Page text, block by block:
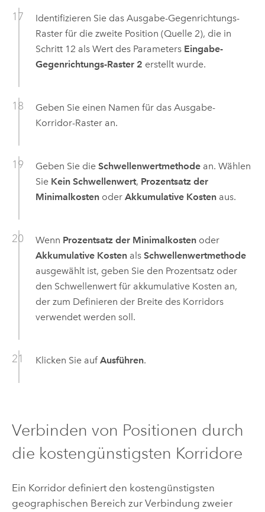
Identifizieren Sie das Ausgabe-Gegenrichtungs-
Raster für die zweite Position (Quelle 2), die in
Schritt 12 als Wert des Parameters Eingabe-
Gegenrichtungs-Raster 2 erstellt wurde.
Geben Sie einen Namen für das Ausgabe-
Korridor-Raster an.
Geben Sie die Schwellenwertmethodean. Wählen
Sie Kein Schwellenwert, Prozentsatz der
Minimalkostenoder Akkumulative Kostenaus.
Wenn Prozentsatz der Minimalkostenoder
Akkumulative Kostenals Schwellenwertmethode
ausgewählt ist, geben Sie den Prozentsatz oder
den Schwellenwert für akkumulative Kosten an,
der zum Definieren der Breite des Korridors
verwendet werden soll.
Klicken Sie auf Ausführen.
Verbinden von Positionen durch
die kostengünstigsten Korridore
Ein Korridor definiert den kostengünstigsten
geographischen Bereich zur Verbindung zweier